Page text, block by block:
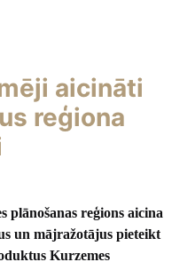
aicināti
reģiona
plānošanas reģions aicina
un mājražotājus pieteikt
Kurzemes